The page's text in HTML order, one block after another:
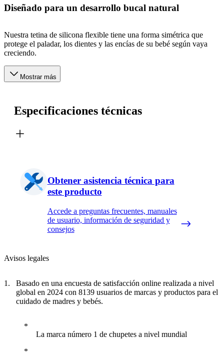
Diseñado para un desarrollo bucal natural
Nuestra tetina de silicona flexible tiene una forma simétrica que
protege el paladar, los dientes y las encías de su bebé según vaya
creciendo.
Mostrar más
Especificaciones técnicas
Obtener asistencia técnica para
este producto
Accede a preguntas frecuentes, manuales
de usuario, información de seguridad y
consejos
Avisos legales
Basado en una encuesta de satisfacción online realizada a nivel
global en 2024 con 8139 usuarios de marcas y productos para el
cuidado de madres y bebés.
La marca número 1 de chupetes a nivel mundial